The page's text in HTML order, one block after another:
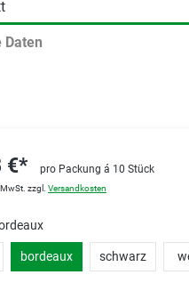
Daten
€* pro Packung á 10 Stück
zzgl. Versandkosten
bordeaux schwarz